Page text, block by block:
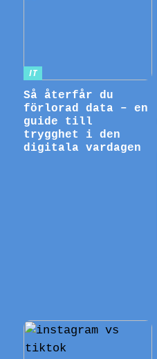
IT
Så återfår du
förlorad data – en
guide till
trygghet i den
digitala vardagen